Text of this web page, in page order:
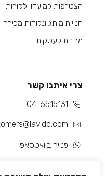
הצטרפות למועדון לקוחות
חנויות מותג ונקודות מכירה
מתנות לעסקים
צרי איתנו קשר
04-6515131
פנייה בוואטסאפ